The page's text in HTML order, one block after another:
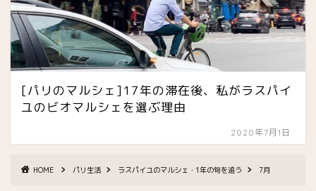
[パリのマルシェ]17年の滞在後、私がラスパイ
ユのビオマルシェを選ぶ理由
2020年7月1日
HOME パリ生活 ラスパイユのマルシェ・1年の旬を追う 7月